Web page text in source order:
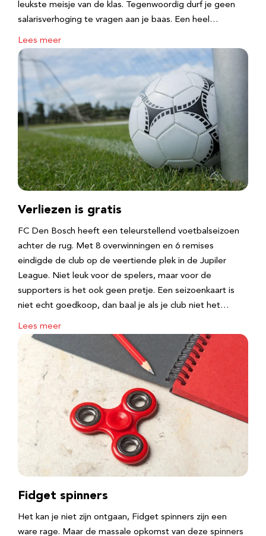
leukste meisje van de klas. Tegenwoordig durf je geen
salarisverhoging te vragen aan je baas. Een heel…
Lees meer
Verliezen is gratis
FC Den Bosch heeft een teleurstellend voetbalseizoen
achter de rug. Met 8 overwinningen en 6 remises
eindigde de club op de veertiende plek in de Jupiler
League. Niet leuk voor de spelers, maar voor de
supporters is het ook geen pretje. Een seizoenkaart is
niet echt goedkoop, dan baal je als je club niet het…
Lees meer
Fidget spinners
Het kan je niet zijn ontgaan, Fidget spinners zijn een
ware rage. Maar de massale opkomst van deze spinners